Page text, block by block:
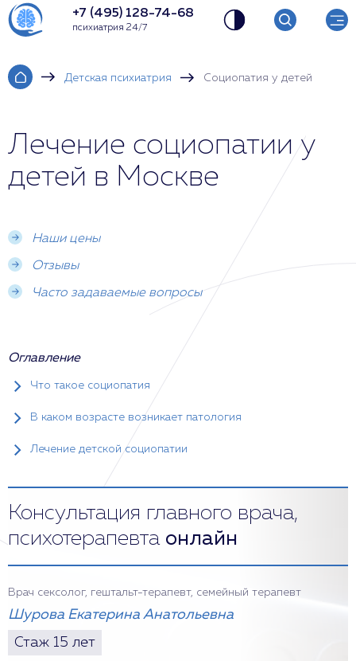
+7 (495) 128-74-68
психиатрия 24/7
Детская психиатрия Социопатия у детей
Лечение социопатии у
детей в Москве
Наши цены
Отзывы
Часто задаваемые вопросы
Оглавление
Что такое социопатия
В каком возрасте возникает патология
Лечение детской социопатии
Консультация главного врача,
психотерапевта онлайн
Врач сексолог, гештальт-терапевт, семейный терапевт
Шурова Екатерина Анатольевна
Стаж 15 лет